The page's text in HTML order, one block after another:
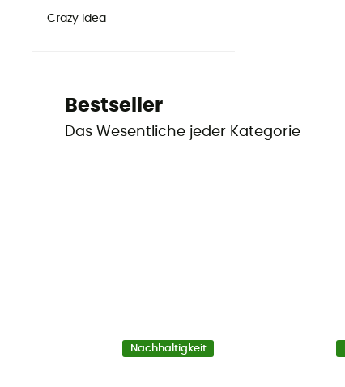
Crazy Idea
Bestseller
Das Wesentliche jeder Kategorie
Nachhaltigkeit